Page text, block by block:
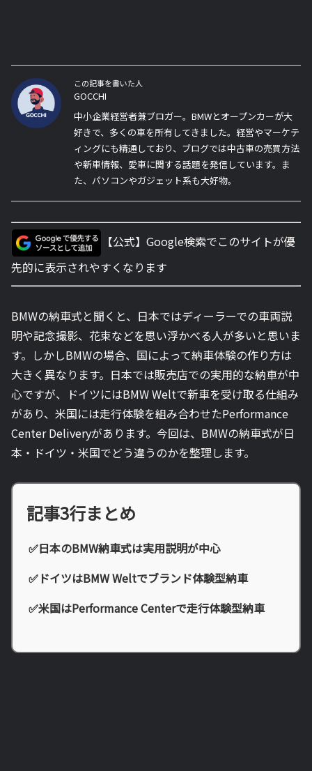
この記事を書いた人
GOCCHI
中小企業経営者兼ブロガー。BMWとオープンカーが大
好きで、多くの車を所有してきました。経営やマーケテ
ィングにも精通しており、ブログでは中古車の売買方法
や新車情報、愛車に関する話題を発信しています。ま
た、パソコンやガジェット系も大好物。
【公式】Google検索でこのサイトが優
先的に表示されやすくなります
BMWの納車式と聞くと、日本ではディーラーでの車両説
明や記念撮影、花束などを思い浮かべる人が多いと思いま
す。しかしBMWの場合、国によって納車体験の作り方は
大きく異なります。日本では販売店での実用的な納車が中
心ですが、ドイツにはBMW Weltで新車を受け取る仕組み
があり、米国には走行体験を組み合わせたPerformance
Center Deliveryがあります。今回は、BMWの納車式が日
本・ドイツ・米国でどう違うのかを整理します。
記事3行まとめ
✅日本のBMW納車式は実用説明が中心
✅ドイツはBMW Weltでブランド体験型納車
✅米国はPerformance Centerで走行体験型納車